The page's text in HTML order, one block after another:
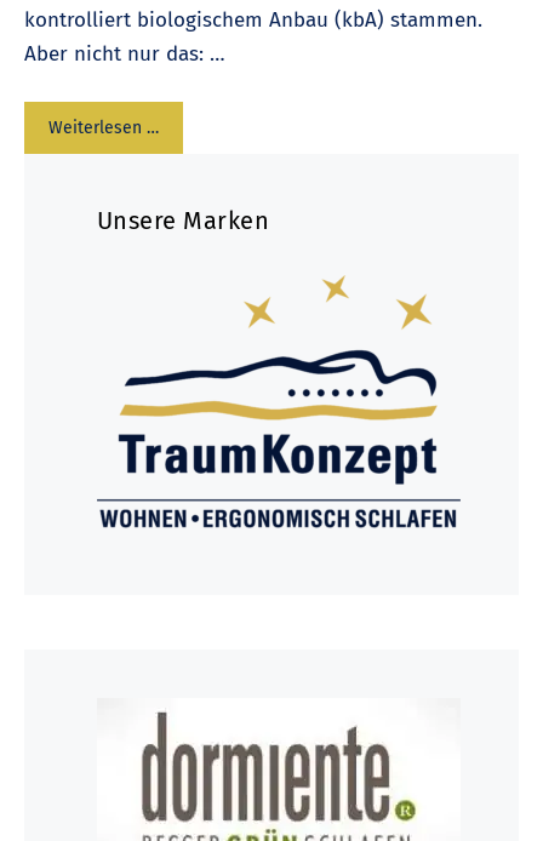
kontrolliert biologischem Anbau (kbA) stammen.
Aber nicht nur das: …
Weiterlesen …
Unsere Marken